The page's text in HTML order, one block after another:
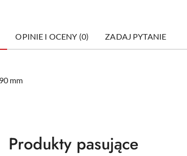
OPINIE I OCENY (0) ZADAJ PYTANIE
mm
Produkty
Produkty pasujące